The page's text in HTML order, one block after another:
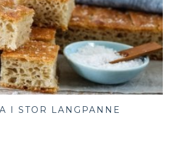
I STOR LANGPANNE